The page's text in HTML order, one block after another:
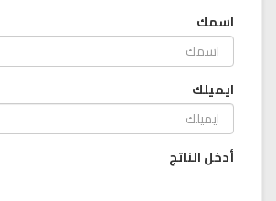
اسمك
ايميلك
أدخل الناتج